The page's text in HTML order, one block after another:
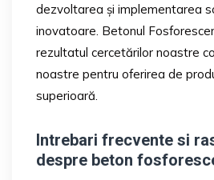
dezvoltarea și implementarea
inovatoare. Betonul
rezultatul cercetărilor noastre
noastre pentru oferirea de
superioară.
Intrebari frecvente si
despre beton